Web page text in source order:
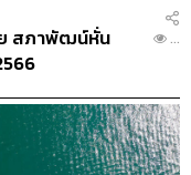
ย สภาพัฒน์หั่น
...